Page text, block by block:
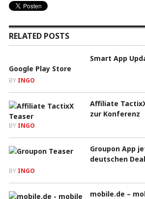
RELATED POSTS
Smart App
Google Play Store
BY INGO
Affiliate
zur Konferenz
BY INGO
Groupon App
deutschen
BY INGO
mobile.de –